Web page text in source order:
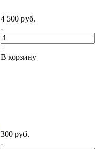
4 500 руб.
-
+
В корзину
300 руб.
-